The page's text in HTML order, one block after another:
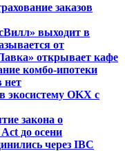
заказов
выходит в
от
открывает кафе
комбо-ипотеки
нет
экосистему OKX с
закона о
до осени
через IBC